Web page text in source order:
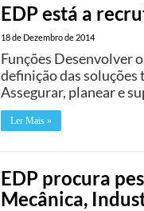
EDP está a
18 de Dezembro de 2014
Funções Desenvolver
definição das soluções
Assegurar, planear e
Ler Mais »
EDP procura
Mecânica,